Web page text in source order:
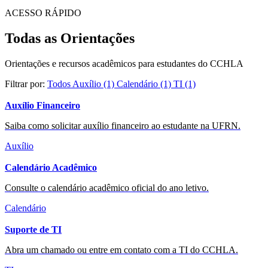
ACESSO RÁPIDO
Todas as Orientações
Orientações e recursos acadêmicos para estudantes do CCHLA
Filtrar por: Todos Auxílio (1) Calendário (1) TI (1)
Auxílio Financeiro
Saiba como solicitar auxílio financeiro ao estudante na UFRN.
Auxílio
Calendário Acadêmico
Consulte o calendário acadêmico oficial do ano letivo.
Calendário
Suporte de TI
Abra um chamado ou entre em contato com a TI do CCHLA.